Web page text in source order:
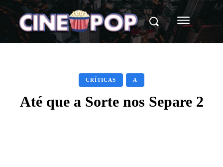
CRÍTICAS A
Até que a Sorte nos Separe 2